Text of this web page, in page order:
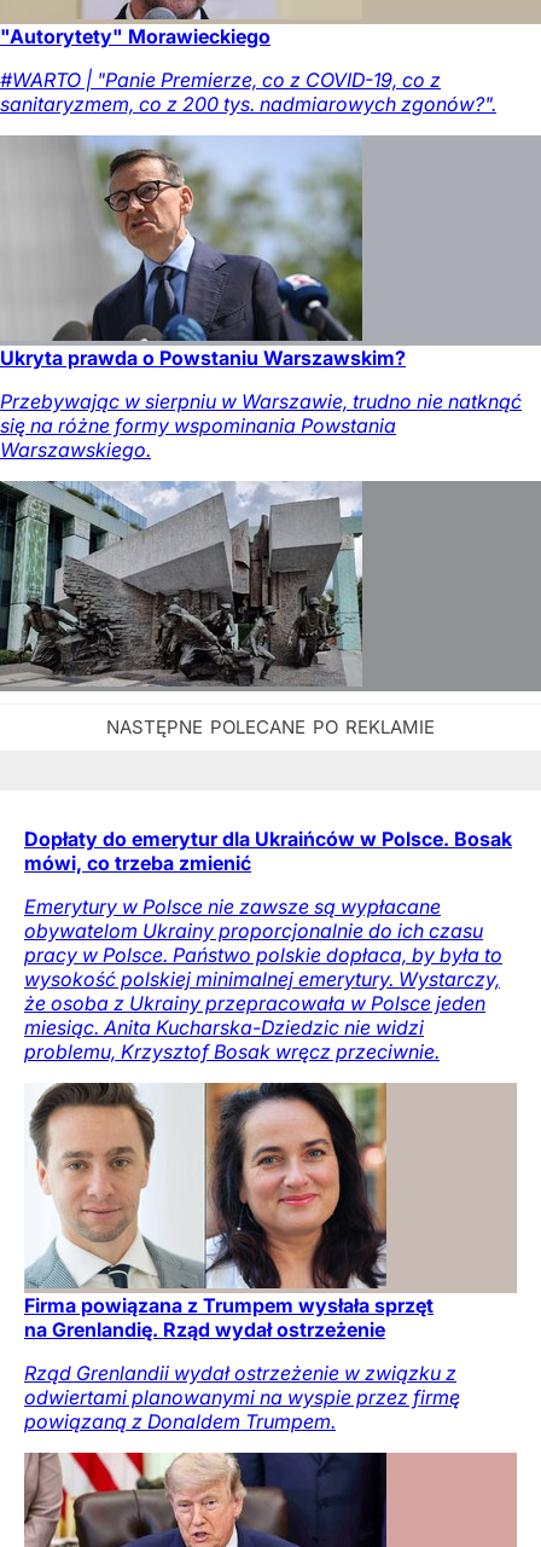
"Autorytety" Morawieckiego
#WARTO | "Panie Premierze, co z COVID-19, co z
sanitaryzmem, co z 200 tys. nadmiarowych zgonów?".
Ukryta prawda o Powstaniu Warszawskim?
Przebywając w sierpniu w Warszawie, trudno nie natknąć
się na różne formy wspominania Powstania
Warszawskiego.
Dopłaty do emerytur dla Ukraińców w Polsce. Bosak
mówi, co trzeba zmienić
Emerytury w Polsce nie zawsze są wypłacane
obywatelom Ukrainy proporcjonalnie do ich czasu
pracy w Polsce. Państwo polskie dopłaca, by była to
wysokość polskiej minimalnej emerytury. Wystarczy,
że osoba z Ukrainy przepracowała w Polsce jeden
miesiąc. Anita Kucharska-Dziedzic nie widzi
problemu, Krzysztof Bosak wręcz przeciwnie.
Firma powiązana z Trumpem wysłała sprzęt
na Grenlandię. Rząd wydał ostrzeżenie
Rząd Grenlandii wydał ostrzeżenie w związku z
odwiertami planowanymi na wyspie przez firmę
powiązaną z Donaldem Trumpem.